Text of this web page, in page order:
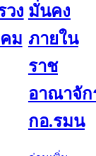
วง
ม
มั่นคง
ภายใน
ราช
อาณาจัก
กอ.รมน